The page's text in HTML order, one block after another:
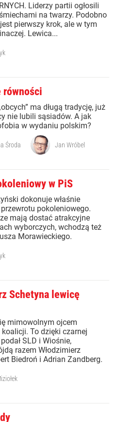
Liderzy partii ogłosili
na twarzy. Podobno
pierwszy krok, ale w tym
Lewica...
równości
ma długą tradycję, już
nie lubili sąsiadów. A jak
w wydaniu polskim?
Środa Jan Wróbel
w PiS
dokonuje właśnie
pokoleniowego.
mają dostać atrakcyjne
wyborczych, wchodzą też
Morawieckiego.
Schetyna lewicę
mimowolnym ojcem
To dzięki czarnej
SLD i Wiośnie,
razem Włodzimierz
Biedroń i Adrian Zandberg.